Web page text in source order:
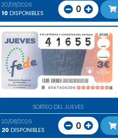
20/08/2026
10 DISPONIBLES 0
SORTEO DEL JUEVES
20/08/2026
20 DISPONIBLES 0